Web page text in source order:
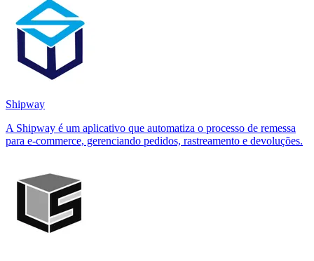
Shipway
A Shipway é um aplicativo que automatiza o processo de remessa
para e-commerce, gerenciando pedidos, rastreamento e devoluções.